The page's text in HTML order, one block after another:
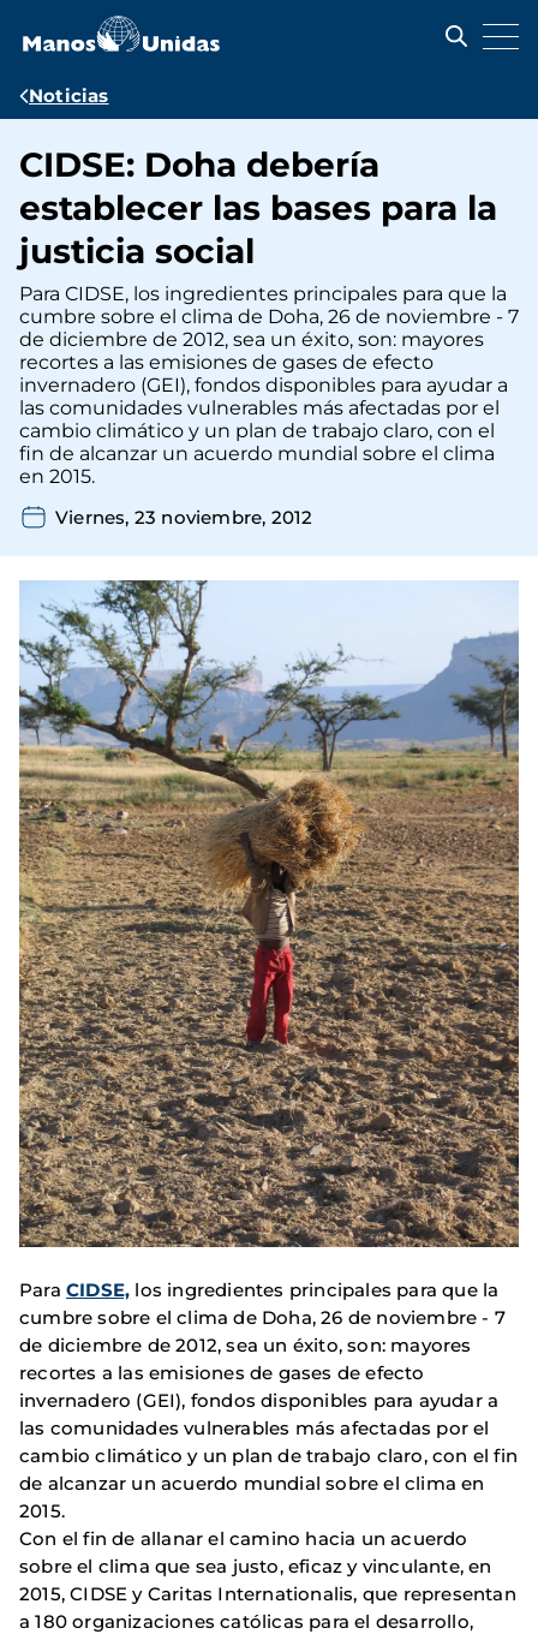
contenido
Ruta
navegación
Noticias
CIDSE: Doha debería
establecer las bases para la
justicia social
Para CIDSE, los ingredientes principales para que la
cumbre sobre el clima de Doha, 26 de noviembre - 7
de diciembre de 2012, sea un éxito, son: mayores
recortes a las emisiones de gases de efecto
invernadero (GEI), fondos disponibles para ayudar a
las comunidades vulnerables más afectadas por el
cambio climático y un plan de trabajo claro, con el
fin de alcanzar un acuerdo mundial sobre el clima
en 2015.
Viernes, 23 noviembre, 2012
Para CIDSE, los ingredientes principales para que la
cumbre sobre el clima de Doha, 26 de noviembre - 7
de diciembre de 2012, sea un éxito, son: mayores
recortes a las emisiones de gases de efecto
invernadero (GEI), fondos disponibles para ayudar a
las comunidades vulnerables más afectadas por el
cambio climático y un plan de trabajo claro, con el fin
de alcanzar un acuerdo mundial sobre el clima en
2015.
Con el fin de allanar el camino hacia un acuerdo
sobre el clima que sea justo, eficaz y vinculante, en
2015, CIDSE y Caritas Internationalis, que representan
a 180 organizaciones católicas para el desarrollo,